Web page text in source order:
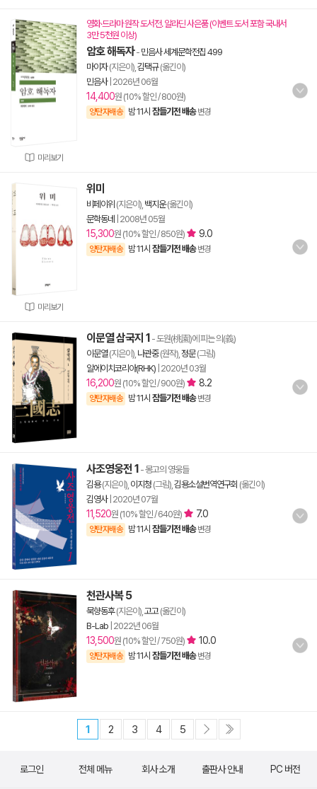
미리보기
영화·드라마 원작 도서전. 알라딘 사은품 (이벤트 도서 포함 국내서
3만 5천원 이상)
암호 해독자- 민음사 세계문학전집 499
마이자(지은이), 김택규(옮긴이)
민음사| 2026년 06월
14,400원 (10% 할인 / 800원)
양탄자배송 밤 11시 잠들기전 배송 변경
미리보기
위미
비페이위 (지은이), 백지운(옮긴이)
문학동네
2008년 05월
15,300원 (10% 할인 / 850원) 9.0
양탄자배송 밤 11시 잠들기전 배송 변경
이문열 삼국지 1 - 도원(桃園)에 피는 의(義)
이문열(지은이), 나관중(원작), 정문(그림)
알에이치코리아(RHK) 2020년 03월
16,200원 (10% 할인 / 900원) 8.2
양탄자배송 밤 11시 잠들기전 배송 변경
사조영웅전 1 - 몽고의 영웅들
김용(지은이), 이지청 (그림), 김용소설번역연구회 (옮긴이)
김영사| 2020년 07월
11,520원 (10% 할인 / 640원) 7.0
양탄자배송 밤 11시 잠들기전 배송 변경
천관사복 5
묵향동후(지은이), 고고(옮긴이)
B-Lab 2022년 06월
13,500원 (10% 할인 / 750원) 10.0
양탄자배송 밤 11시 잠들기전 배송 변경
1 2 3 4 5
로그인 전체 메뉴 회사 소개 출판사 안내 PC 버전